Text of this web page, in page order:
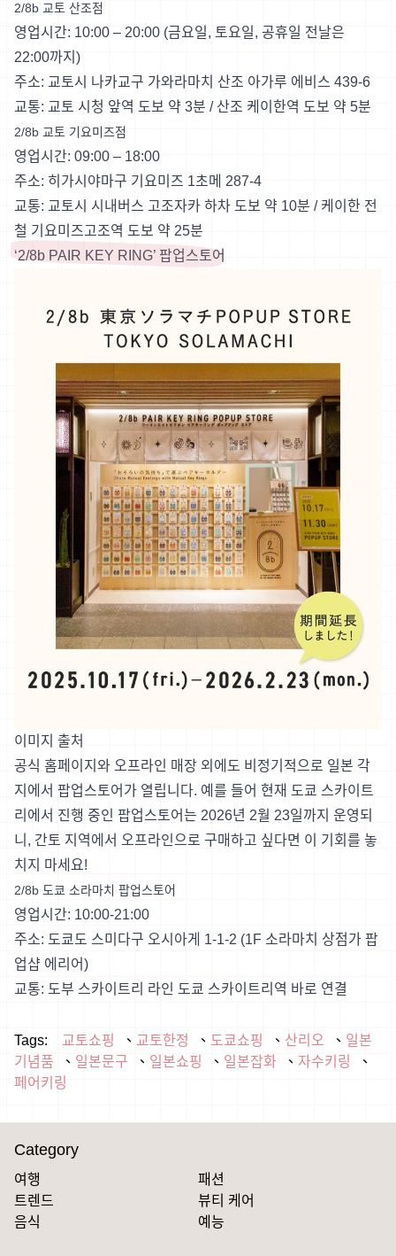
2/8b 교토 산조점
영업시간: 10:00 – 20:00 (금요일, 토요일, 공휴일 전날은
22:00까지)
주소: 교토시 나카교구 가와라마치 산조 아가루 에비스 439-6
교통: 교토 시청 앞역 도보 약 3분 / 산조 케이한역 도보 약 5분
2/8b 교토 기요미즈점
영업시간: 09:00 – 18:00
주소: 히가시야마구 기요미즈 1초메 287-4
교통: 교토시 시내버스 고조자카 하차 도보 약 10분 / 케이한 전
철 기요미즈고조역 도보 약 25분
‘2/8b PAIR KEY RING’ 팝업스토어
이미지 출처
공식 홈페이지와 오프라인 매장 외에도 비정기적으로 일본 각
지에서 팝업스토어가 열립니다. 예를 들어 현재 도쿄 스카이트
리에서 진행 중인 팝업스토어는 2026년 2월 23일까지 운영되
니, 간토 지역에서 오프라인으로 구매하고 싶다면 이 기회를 놓
치지 마세요!
2/8b 도쿄 소라마치 팝업스토어
영업시간: 10:00-21:00
주소: 도쿄도 스미다구 오시아게 1-1-2 (1F 소라마치 상점가 팝
업샵 에리어)
교통: 도부 스카이트리 라인 도쿄 스카이트리역 바로 연결
Tags: 교토쇼핑 교토한정 도쿄쇼핑 산리오
일본
기념품
일본문구 일본쇼핑 일본잡화
자수키링
페어키링
Category
여행
패션
트렌드
뷰티 케어
음식
예능